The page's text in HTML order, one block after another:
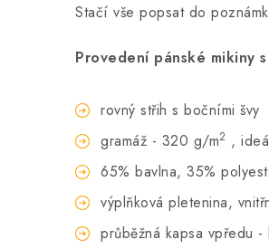
Stačí vše popsat do
Provedení pánské mikiny
rovný střih s bočními švy
gramáž - 320 g/m2 ,
65% bavlna, 35%
výplňková pletenina,
průběžná kapsa vpředu -